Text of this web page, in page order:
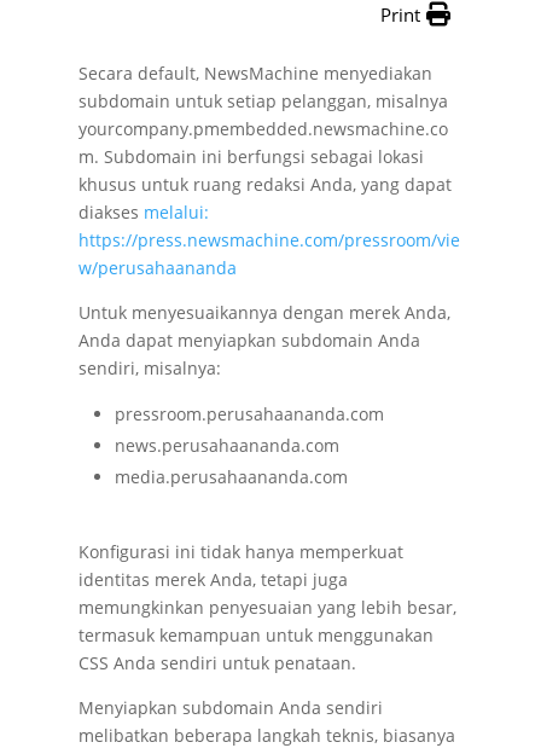
Print
Secara default, NewsMachine menyediakan
subdomain untuk setiap pelanggan, misalnya
yourcompany.pmembedded.newsmachine.co
m. Subdomain ini berfungsi sebagai lokasi
khusus untuk ruang redaksi Anda, yang dapat
diakses melalui:
https://press.newsmachine.com/pressroom/vie
w/perusahaananda
Untuk menyesuaikannya dengan merek Anda,
Anda dapat menyiapkan subdomain Anda
sendiri, misalnya:
pressroom.perusahaananda.com
news.perusahaananda.com
media.perusahaananda.com
Konfigurasi ini tidak hanya memperkuat
identitas merek Anda, tetapi juga
memungkinkan penyesuaian yang lebih besar,
termasuk kemampuan untuk menggunakan
CSS Anda sendiri untuk penataan.
Menyiapkan subdomain Anda sendiri
melibatkan beberapa langkah teknis, biasanya